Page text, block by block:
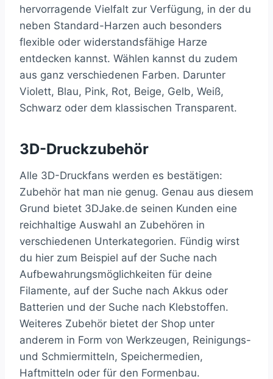
hervorragende Vielfalt zur Verfügung, in der du
neben Standard-Harzen auch besonders
flexible oder widerstandsfähige Harze
entdecken kannst. Wählen kannst du zudem
aus ganz verschiedenen Farben. Darunter
Violett, Blau, Pink, Rot, Beige, Gelb, Weiß,
Schwarz oder dem klassischen Transparent.
3D-Druckzubehör
Alle 3D-Druckfans werden es bestätigen:
Zubehör hat man nie genug. Genau aus diesem
Grund bietet 3DJake.de seinen Kunden eine
reichhaltige Auswahl an Zubehören in
verschiedenen Unterkategorien. Fündig wirst
du hier zum Beispiel auf der Suche nach
Aufbewahrungsmöglichkeiten für deine
Filamente, auf der Suche nach Akkus oder
Batterien und der Suche nach Klebstoffen.
Weiteres Zubehör bietet der Shop unter
anderem in Form von Werkzeugen, Reinigungs-
und Schmiermitteln, Speichermedien,
Haftmitteln oder für den Formenbau.